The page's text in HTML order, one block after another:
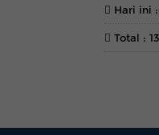
Hari ini
Total :